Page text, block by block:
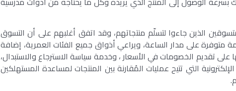
الذين جاءوا لتسلّم منتجاتهم، وقد اتفق أغلبهم على أن التسوق
متوفرة على مدار الساعة، ويراعي أذواق جميع الفئات العمرية، إضافة
على تقديم الخصومات في الأسعار ، وخدمة سياسة الاسترجاع والاستبدال،
التي تتيح عمليات المُقارنة بين المنتجات لمساعدة المستهلكين